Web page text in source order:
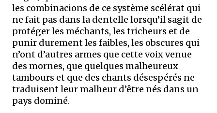
les combinacions de ce système scélérat qui
ne fait pas dans la dentelle lorsqu’il sagit de
protéger les méchants, les tricheurs et de
punir durement les faibles, les obscures qui
n’ont d’autres armes que cette voix venue
des mornes, que quelques malheureux
tambours et que des chants désespérés ne
traduisent leur malheur d’être nés dans un
pays dominé.